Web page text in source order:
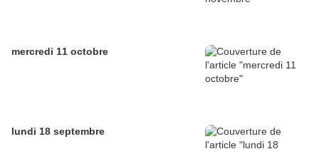
mercredi 11 octobre
lundi 18 septembre